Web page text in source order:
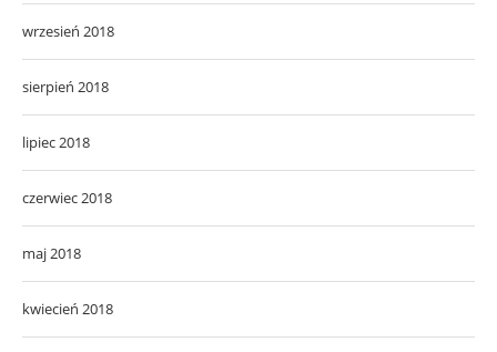
wrzesień 2018
sierpień 2018
lipiec 2018
czerwiec 2018
maj 2018
kwiecień 2018